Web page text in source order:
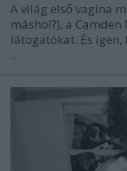
A világ első vagina
máshol?), a
látogatókat. És
...